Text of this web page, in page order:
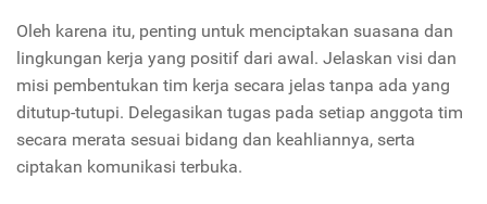
Oleh karena itu, penting untuk menciptakan suasana dan
lingkungan kerja yang positif dari awal. Jelaskan visi dan
misi pembentukan tim kerja secara jelas tanpa ada yang
ditutup-tutupi. Delegasikan tugas pada setiap anggota tim
secara merata sesuai bidang dan keahliannya, serta
ciptakan komunikasi terbuka.